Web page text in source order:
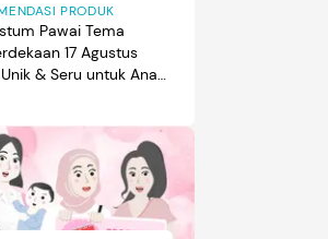
PRODUK
Pawai Tema
17 Agustus
& Seru untuk Anak